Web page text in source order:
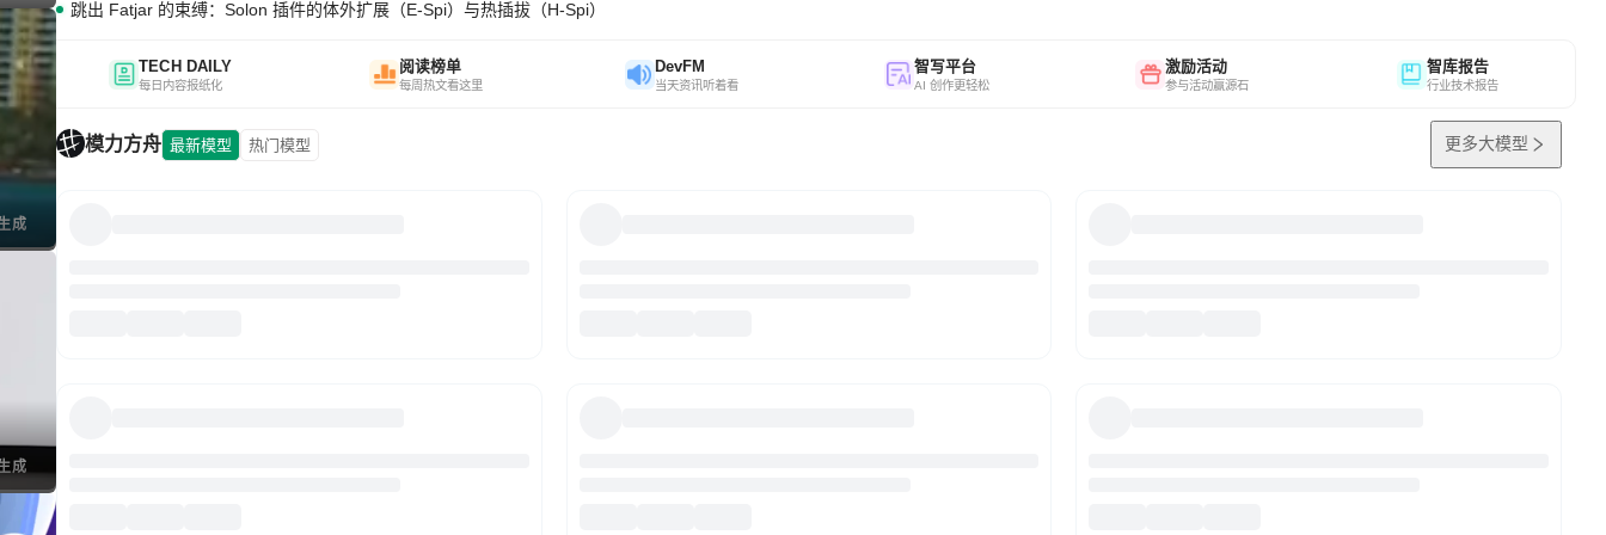
成
成
跳出 Fatjar 的束缚：Solon 插件的体外扩展（E-Spi）与热插拔（H-Spi）
TECH DAILY
每日内容报纸化
阅读榜单
每周热文看这里
DevFM
当天资讯听着看
智写平台
AI 创作更轻松
激励活动
参与活动赢源石
智库报告
行业技术报告
模力方舟 最新模型 热门模型 更多大模型